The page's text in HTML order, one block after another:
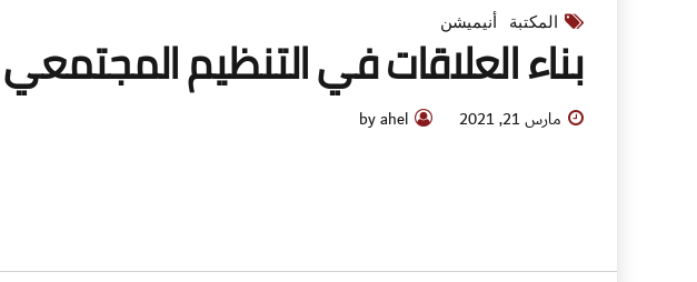
المكتبة أنيميشن
بناء العلاقات في التنظيم المجتمعي –
مارس 21, 2021 by ahel